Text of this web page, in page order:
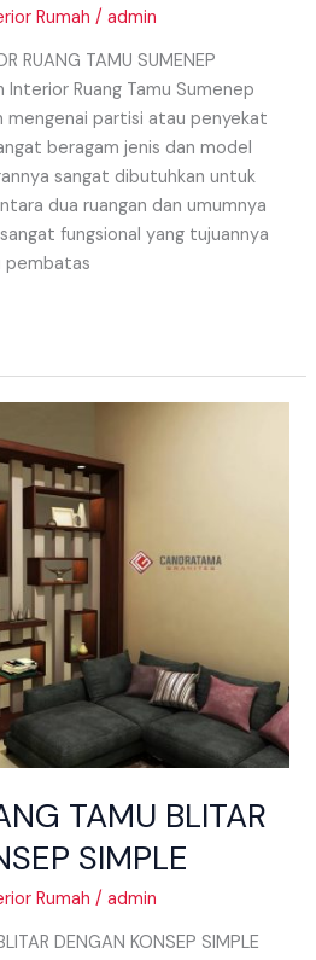
Rumah /admin
RUANG TAMU SUMENEP
Interior Ruang Tamu Sumenep
mengenai partisi atau penyekat
beragam jenis dan model
sangat dibutuhkan untuk
dua ruangan dan umumnya
fungsional yang tujuannya
pembatas
TAMU BLITAR
SIMPLE
Rumah /admin
DENGAN KONSEP SIMPLE